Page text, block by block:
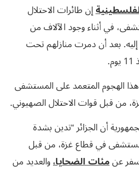
إن طائرات الاحتلال
في أثناء وجود الآلاف من
إليه. بعد أن دمرت منازلهم تحت
هذا الهجوم المتعمد على المستشفى
من قبل قوات الاحتلال الصهيوني.
أن الجزائر “تدين بشدة
في قطاع غزة، من قبل
عنمئات الضحايا،والعديد من